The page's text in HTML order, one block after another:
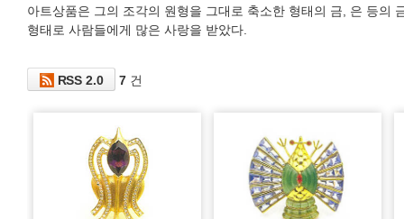
아트상품은 그의 조각의 원형을 그대로 축소한 형태의 금, 은 등의
형태로 사람들에게 많은 사랑을 받았다.
RSS 2.0 7 건